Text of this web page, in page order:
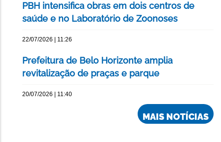
PBH intensifica obras em dois centros de
saúde e no Laboratório de Zoonoses
22/07/2026 | 11:26
Prefeitura de Belo Horizonte amplia
revitalização de praças e parque
20/07/2026 | 11:40
MAIS NOTÍCIAS